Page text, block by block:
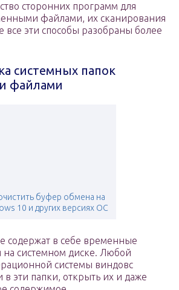
сторонних программ для
файлами, их сканирования
все эти способы разобраны более
системных папок
файлами
буфер обмена на
10 и других версиях ОС
содержат в себе временные
на системном диске. Любой
системы виндовс
в эти папки, открыть их и даже